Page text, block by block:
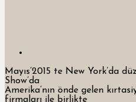
Mayıs’2015 te New York’da
Show’da
Amerika’nın önde gelen
firmaları ile birlikte